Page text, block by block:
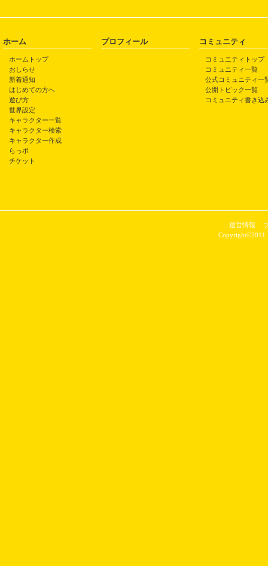
ホーム
ホームトップ
おしらせ
新着通知
はじめての方へ
遊び方
世界設定
キャラクター一覧
キャラクター検索
キャラクター作成
らっポ
チケット
プロフィール コミュニティ
コミュニティトップ
コミュニティ一覧
公式コミュニティ一
公開トピック一覧
コミュニティ書き込
運営情報
Copyright©2011